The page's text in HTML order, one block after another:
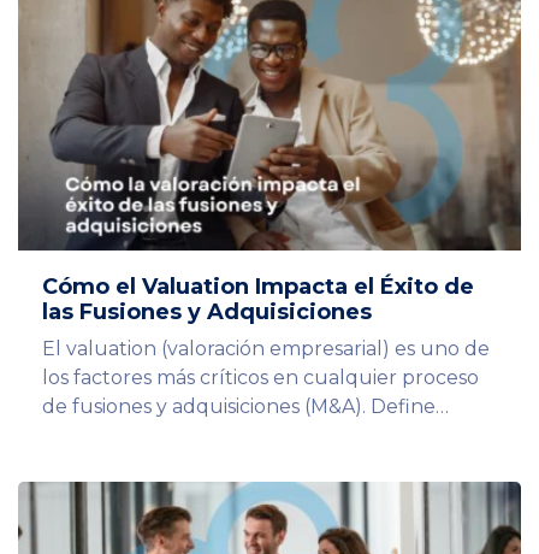
Cómo el Valuation Impacta el Éxito de
las Fusiones y Adquisiciones
El valuation (valoración empresarial) es uno de
los factores más críticos en cualquier proceso
de fusiones y adquisiciones (M&A). Define…